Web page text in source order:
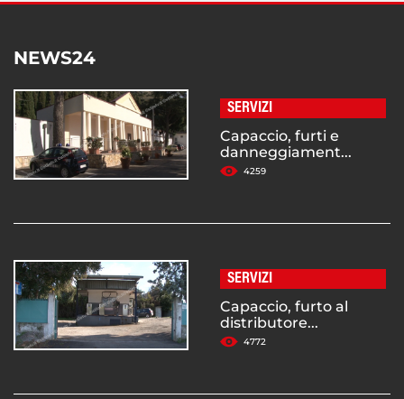
NEWS24
SERVIZI
Capaccio, furti e
danneggiament...
4259
SERVIZI
Capaccio, furto al
distributore...
4772